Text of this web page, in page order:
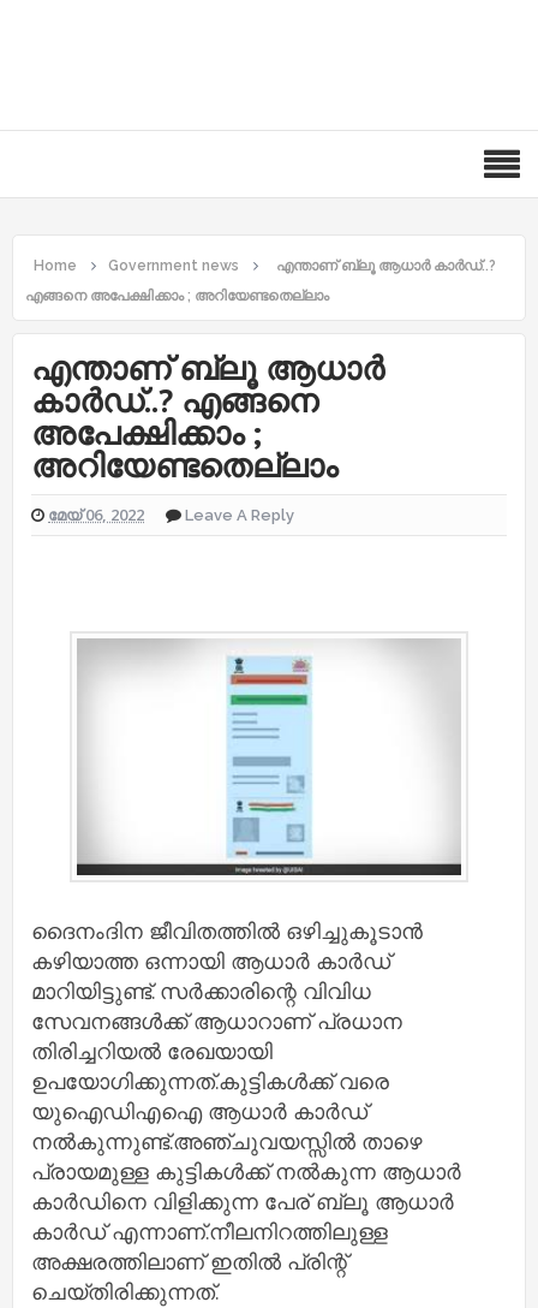
Home Government news
എന്താണ് ബ്ലൂ ആധാര്‍ കാര്‍ഡ്..?
എങ്ങനെ അപേക്ഷിക്കാം ; അറിയേണ്ടതെല്ലാം
എന്താണ് ബ്ലൂ ആധാര്‍
കാര്‍ഡ്..? എങ്ങനെ
അപേക്ഷിക്കാം ;
അറിയേണ്ടതെല്ലാം
മേയ് 06, 2022 Leave A Reply
ദൈനംദിന ജീവിതത്തില്‍ ഒഴിച്ചുകൂടാന്‍
കഴിയാത്ത ഒന്നായി ആധാര്‍ കാര്‍ഡ്
മാറിയിട്ടുണ്ട്. സര്‍ക്കാരിന്റെ വിവിധ
സേവനങ്ങള്‍ക്ക് ആധാറാണ് പ്രധാന
തിരിച്ചറിയല്‍ രേഖയായി
ഉപയോഗിക്കുന്നത്.കുട്ടികള്‍ക്ക് വരെ
യുഐഡിഎഐ ആധാര്‍ കാര്‍ഡ്
നല്‍കുന്നുണ്ട്.അഞ്ചുവയസ്സില്‍ താഴെ
പ്രായമുള്ള കുട്ടികള്‍ക്ക് നല്‍കുന്ന ആധാര്‍
കാര്‍ഡിനെ വിളിക്കുന്ന പേര് ബ്ലൂ ആധാര്‍
കാര്‍ഡ് എന്നാണ്.നീലനിറത്തിലുള്ള
അക്ഷരത്തിലാണ് ഇതില്‍ പ്രിന്റ്
ചെയ്തിരിക്കുന്നത്.